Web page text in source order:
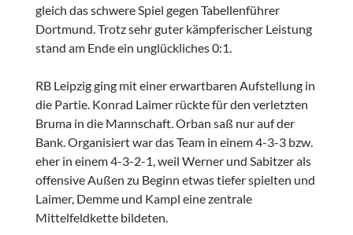
gleich das schwere Spiel gegen Tabellenführer
Dortmund. Trotz sehr guter kämpferischer Leistung
stand am Ende ein unglückliches 0:1.
RB Leipzig ging mit einer erwartbaren Aufstellung in
die Partie. Konrad Laimer rückte für den verletzten
Bruma in die Mannschaft. Orban saß nur auf der
Bank. Organisiert war das Team in einem 4-3-3 bzw.
eher in einem 4-3-2-1, weil Werner und Sabitzer als
offensive Außen zu Beginn etwas tiefer spielten und
Laimer, Demme und Kampl eine zentrale
Mittelfeldkette bildeten.